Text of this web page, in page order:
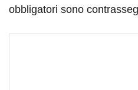
obbligatori sono